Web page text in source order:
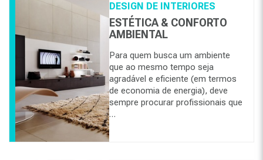
DESIGN DE INTERIORES
ESTÉTICA & CONFORTO
AMBIENTAL
Para quem busca um ambiente
que ao mesmo tempo seja
agradável e eficiente (em termos
de economia de energia), deve
sempre procurar profissionais que
…